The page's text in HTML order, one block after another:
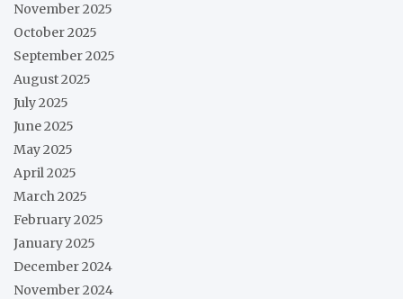
November 2025
October 2025
September 2025
August 2025
July 2025
June 2025
May 2025
April 2025
March 2025
February 2025
January 2025
December 2024
November 2024